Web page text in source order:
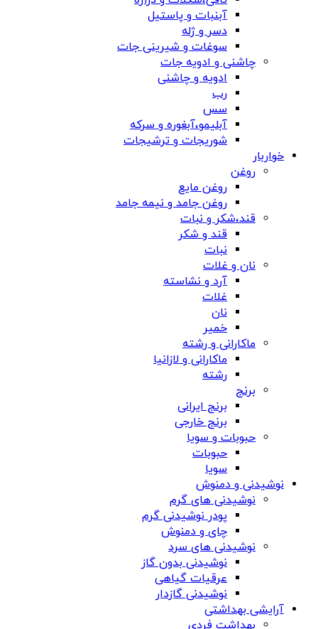
آبنبات و پاستیل
دسر و ژله
سوغات و شیرینی جات
چاشنی و ادویه جات
ادویه و چاشنی
رب
سس
آبلیمو،آبغوره و سرکه
شوریجات و ترشیجات
خواربار
روغن
روغن مایع
روغن جامد و نیمه جامد
قند،شکر و نبات
قند و شکر
نبات
نان و غلات
آرد و نشاسته
غلات
نان
خمیر
ماکارانی و رشته
ماکارانی و لازانیا
رشته
برنج
برنج ایرانی
برنج خارجی
حبوبات و سویا
حبوبات
سویا
نوشیدنی و دمنوش
نوشیدنی های گرم
پودر نوشیدنی گرم
چای و دمنوش
نوشیدنی های سرد
نوشیدنی بدون گاز
عرقیات گیاهی
نوشیدنی گازدار
آرایشی بهداشتی
بهداشت فردی